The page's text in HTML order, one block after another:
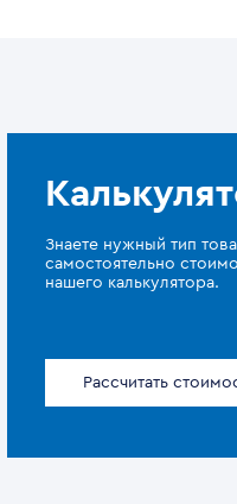
Знаете нужный тип
самостоятельно
нашего калькулятора.
Рассчитать